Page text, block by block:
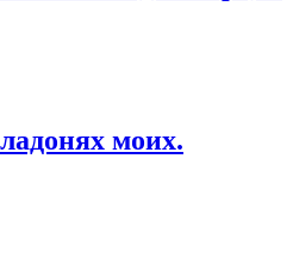
моих.